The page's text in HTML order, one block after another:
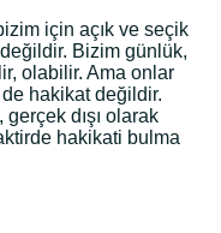
için açık ve seçik
Bizim günlük,
olabilir. Ama onlar
hakikat değildir.
dışı olarak
hakikati bulma